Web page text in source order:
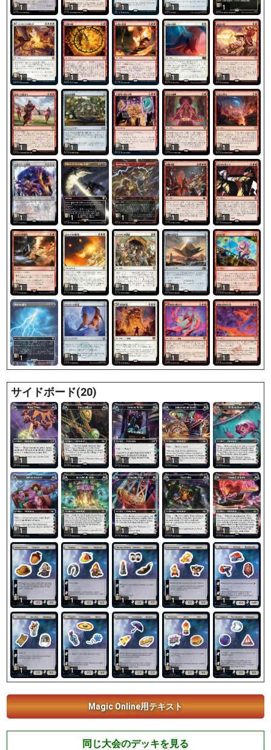
1 1 1 1 1
1 1 1 1 1
1 1 1 1 1
1 1 1 1 1
1 1 1 1 1
1 1 1 1 1
サイドボード(20)
1 1 1 1 1
1 1 1 1 1
1 1 1 1 1
1 1 1 1 1
Magic Online用テキスト
同じ大会のデッキを見る